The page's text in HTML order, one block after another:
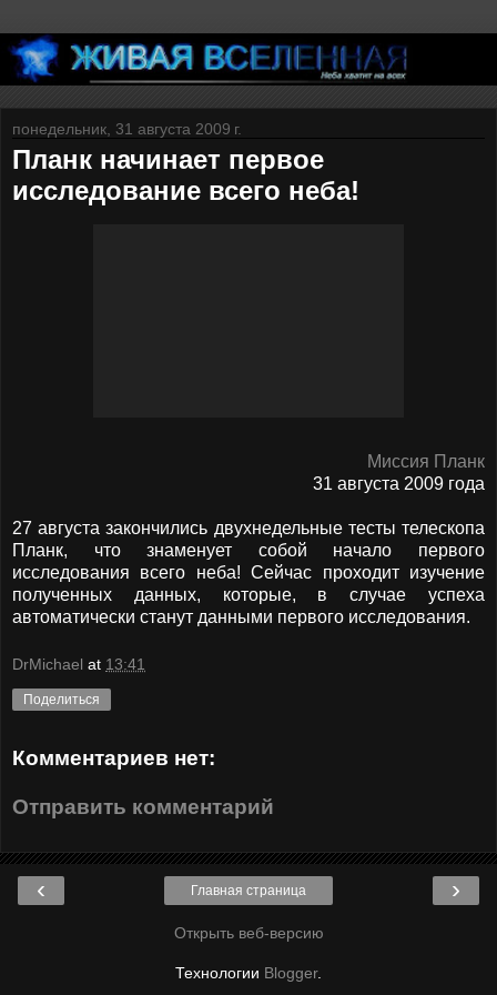
понедельник, 31 августа 2009 г.
Планк начинает первое
исследование всего неба!
Миссия Планк
31 августа 2009 года
27 августа закончились двухнедельные тесты телескопа
Планк, что знаменует собой начало первого
исследования всего неба! Сейчас проходит изучение
полученных данных, которые, в случае успеха
автоматически станут данными первого исследования.
DrMichael at 13:41
Поделиться
Комментариев нет:
Отправить комментарий
‹ ›
Главная страница
Открыть веб-версию
Технологии Blogger.